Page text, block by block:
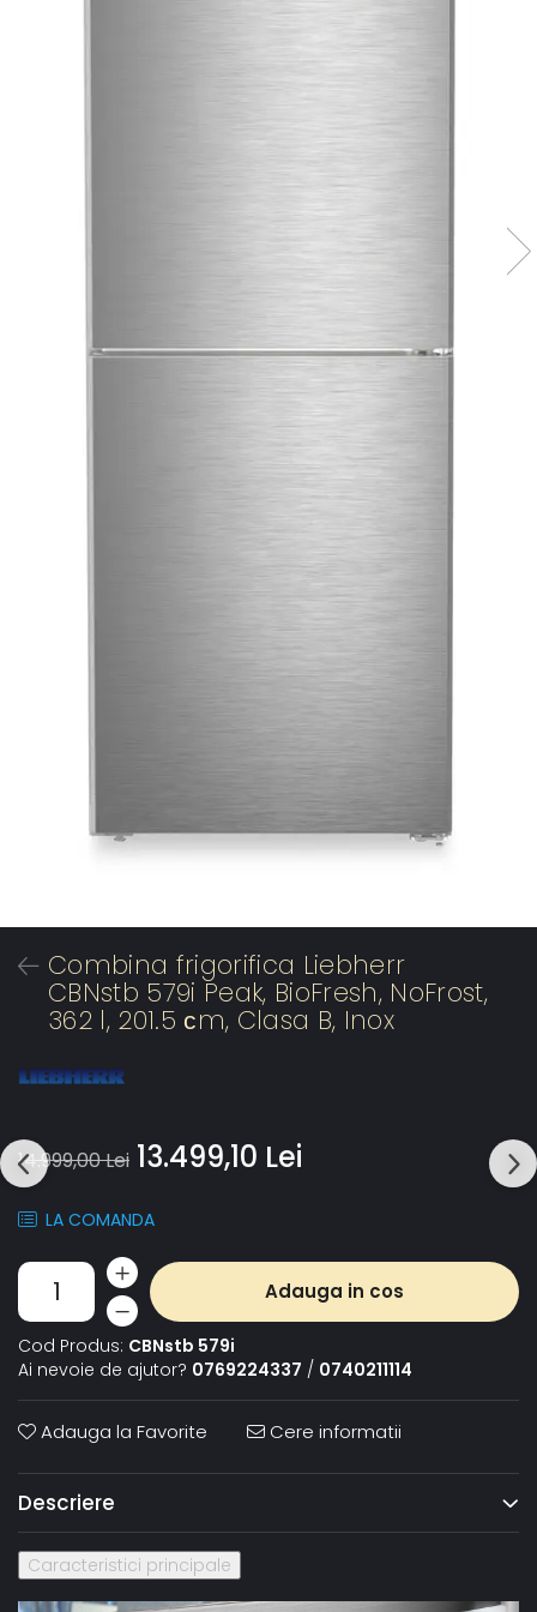
Combina frigorifica Liebherr
CBNstb 579i Peak, BioFresh, NoFrost,
362 l, 201.5 сm, Clasa B, Inox
14.999,00 Lei 13.499,10 Lei
LA COMANDA
Adauga in cos
Cod Produs: CBNstb 579i
Ai nevoie de ajutor? 0769224337 / 0740211114
Adauga la Favorite Cere informatii
Descriere
Caracteristici principale